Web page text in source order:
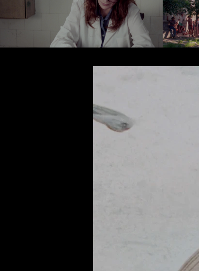
Héroes y Demonios 04
Reproducir video